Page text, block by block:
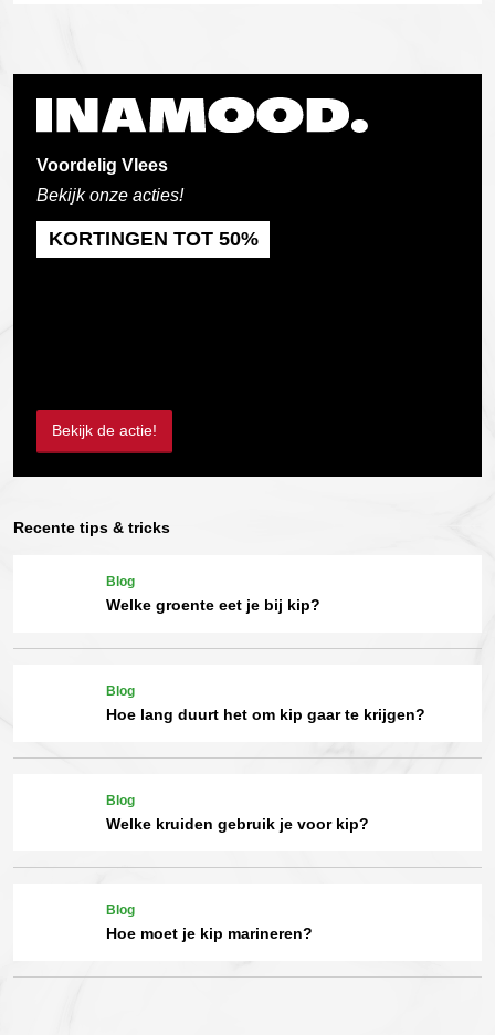
Voordelig Vlees
Bekijk onze acties!
KORTINGEN TOT 50%
Bekijk de actie!
Recente tips & tricks
Blog
Welke groente eet je bij kip?
Blog
Hoe lang duurt het om kip gaar te krijgen?
Blog
Welke kruiden gebruik je voor kip?
Blog
Hoe moet je kip marineren?